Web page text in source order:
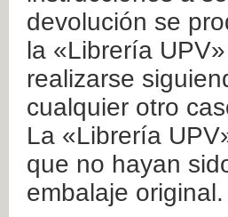
devolución se
la «Librería
realizarse
cualquier otro
La «Librería
que no hayan
embalaje original.